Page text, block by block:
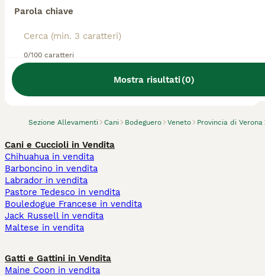
Parola chiave
0/100 caratteri
Mostra risultati(0)
Sezione Allevamenti Cani Bodeguero Veneto Provincia di Verona
Abbiamo trovato 0 Allevamento di
Bodeguero, San Bonifacio.
Cani e Cuccioli in Vendita
Chihuahua in vendita
Barboncino in vendita
Labrador in vendita
Pastore Tedesco in vendita
Bouledogue Francese in vendita
Jack Russell in vendita
Maltese in vendita
Gatti e Gattini in Vendita
Maine Coon in vendita